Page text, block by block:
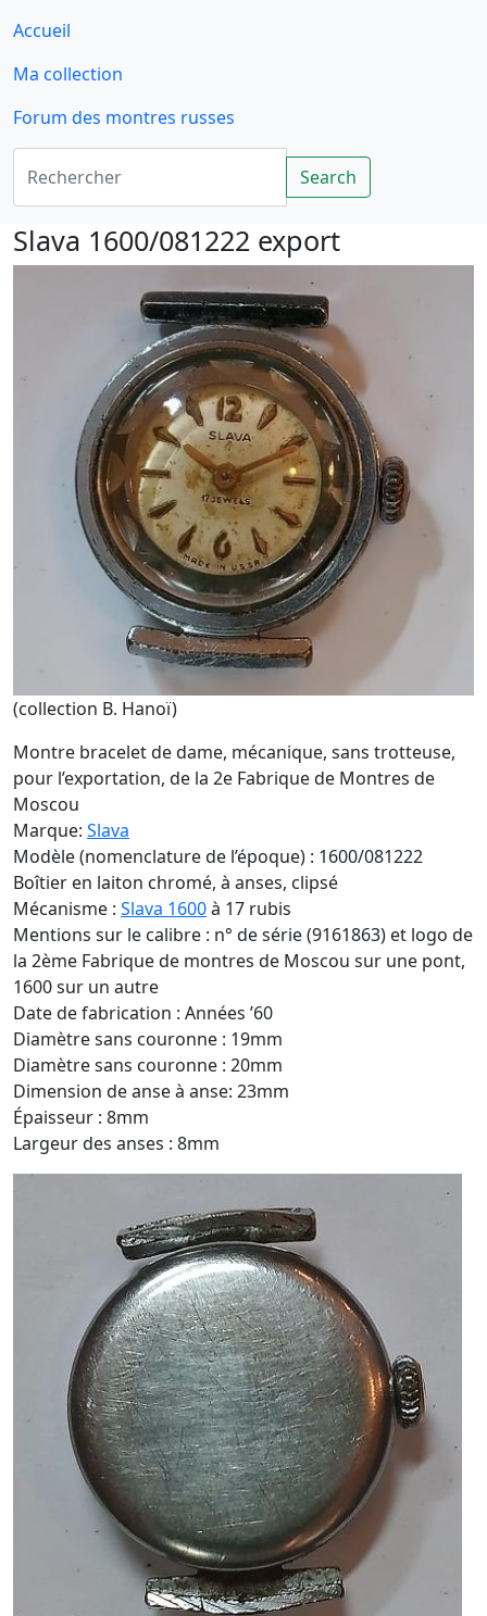
Accueil
Ma collection
Forum des montres russes
Rechercher
Search
Slava 1600/081222 export
(collection B. Hanoï)
Montre bracelet de dame, mécanique, sans trotteuse,
pour l’exportation, de la 2e Fabrique de Montres de
Moscou
Marque: Slava
Modèle (nomenclature de l’époque) : 1600/081222
Boîtier en laiton chromé, à anses, clipsé
Mécanisme : Slava 1600à 17 rubis
Mentions sur le calibre : n° de série (9161863) et logo de
la 2ème Fabrique de montres de Moscou sur une pont,
1600 sur un autre
Date de fabrication : Années ’60
Diamètre sans couronne : 19mm
Diamètre sans couronne : 20mm
Dimension de anse à anse: 23mm
Épaisseur : 8mm
Largeur des anses : 8mm